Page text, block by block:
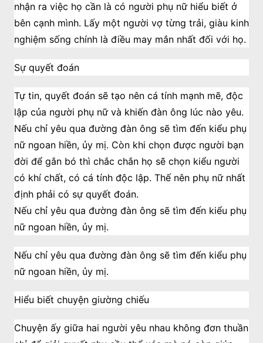
nhận ra việc họ cần là có người phụ nữ hiểu biết ở
bên cạnh mình. Lấy một người vợ từng trải, giàu kinh
nghiệm sống chính là điều may mắn nhất đối với họ.
Sự quyết đoán
Tự tin, quyết đoán sẽ tạo nên cá tính mạnh mẽ, độc
lập của người phụ nữ và khiến đàn ông lúc nào yêu.
Nếu chỉ yêu qua đường đàn ông sẽ tìm đến kiểu phụ
nữ ngoan hiền, ủy mị. Còn khi chọn được người bạn
đời để gắn bó thì chắc chắn họ sẽ chọn kiểu người
có khí chất, có cá tính độc lập. Thế nên phụ nữ nhất
định phải có sự quyết đoán.
Nếu chỉ yêu qua đường đàn ông sẽ tìm đến kiểu phụ
nữ ngoan hiền, ủy mị.
Nếu chỉ yêu qua đường đàn ông sẽ tìm đến kiểu phụ
nữ ngoan hiền, ủy mị.
Hiểu biết chuyện giường chiếu
Chuyện ấy giữa hai người yêu nhau không đơn thuần